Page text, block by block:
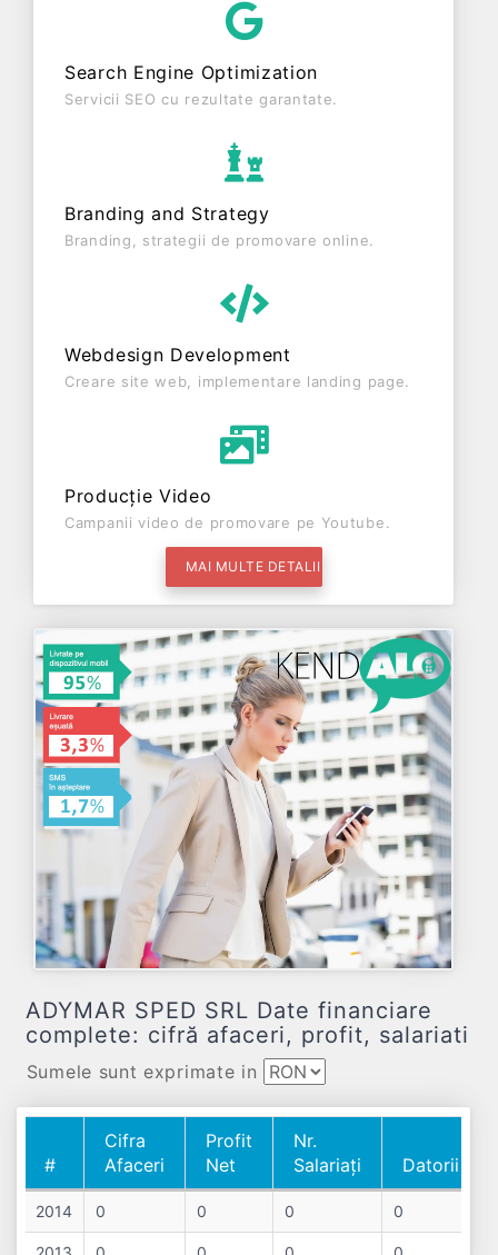
si are status: RADIATA. Societatea nu este
Search Engine Optimization
Servicii SEO cu rezultate garantate.
Branding and Strategy
Branding, strategii de promovare online.
Webdesign Development
Creare site web, implementare landing page.
Producție Video
Campanii video de promovare pe Youtube.
MAI MULTE DETALII
ADYMAR SPED SRL Date financiare
complete: cifră afaceri, profit, salariati
Sumele sunt exprimate in
#
Cifra
Afaceri
Profit
Net
Nr.
Salariați
Datorii
#
Afaceri
Net
Salariați
2014 0 0 0 0